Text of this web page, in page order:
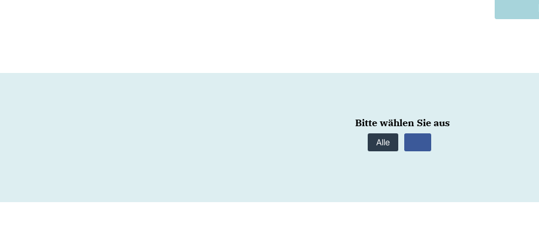
Bitte wählen Sie aus
Alle